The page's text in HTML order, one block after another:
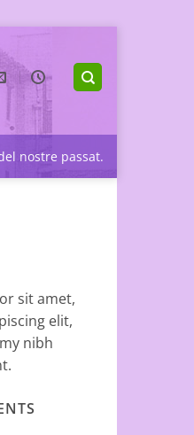
nostre passat.
sit amet,
elit,
nibh